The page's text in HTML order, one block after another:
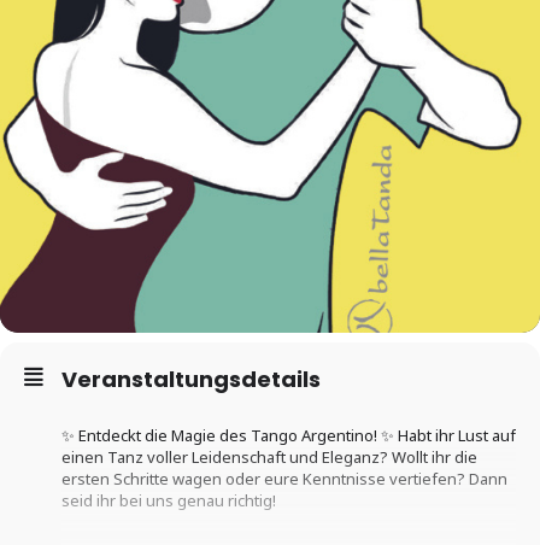
Veranstaltungsdetails
✨ Entdeckt die Magie des Tango Argentino! ✨ Habt ihr Lust auf
einen Tanz voller Leidenschaft und Eleganz? Wollt ihr die
ersten Schritte wagen oder eure Kenntnisse vertiefen? Dann
seid ihr bei uns genau richtig!